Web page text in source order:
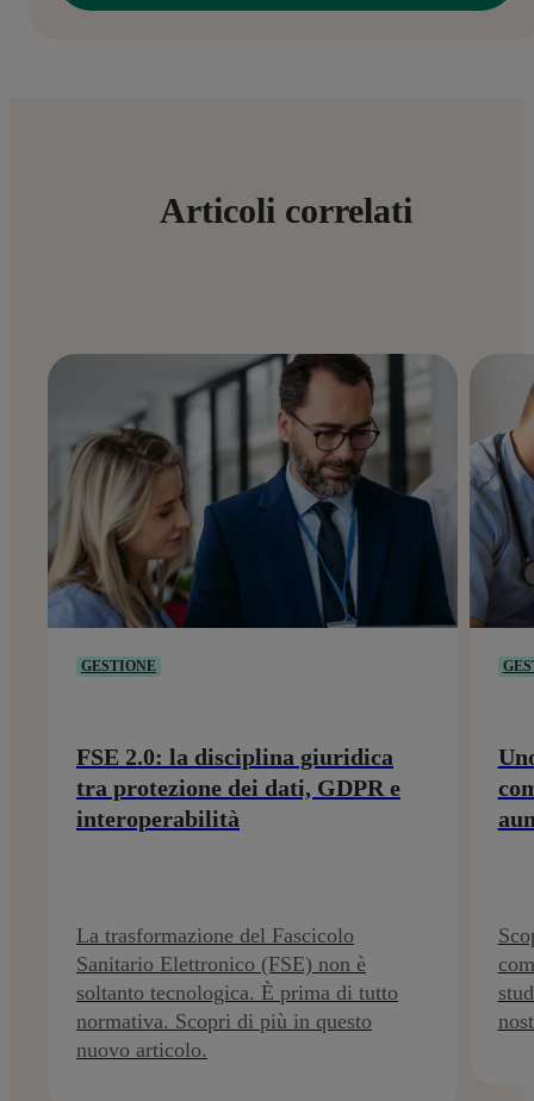
Articoli correlati
GESTIONE
FSE 2.0: la disciplina giuridica
tra protezione dei dati, GDPR e
interoperabilità
La trasformazione del Fascicolo
Sanitario Elettronico (FSE) non è
soltanto tecnologica. È prima di tutto
normativa. Scopri di più in questo
nuovo articolo.